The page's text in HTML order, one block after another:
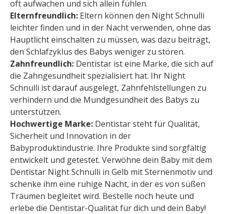
oft aufwachen und sich allein fühlen.
Elternfreundlich: Eltern können den Night Schnulli
leichter finden und in der Nacht verwenden, ohne das
Hauptlicht einschalten zu müssen, was dazu beiträgt,
den Schlafzyklus des Babys weniger zu stören.
Zahnfreundlich: Dentistar ist eine Marke, die sich auf
die Zahngesundheit spezialisiert hat. Ihr Night
Schnulli ist darauf ausgelegt, Zahnfehlstellungen zu
verhindern und die Mundgesundheit des Babys zu
unterstützen.
Hochwertige Marke: Dentistar steht für Qualität,
Sicherheit und Innovation in der
Babyproduktindustrie. Ihre Produkte sind sorgfältig
entwickelt und getestet. Verwöhne dein Baby mit dem
Dentistar Night Schnulli in Gelb mit Sternenmotiv und
schenke ihm eine ruhige Nacht, in der es von süßen
Träumen begleitet wird. Bestelle noch heute und
erlebe die Dentistar-Qualität für dich und dein Baby!